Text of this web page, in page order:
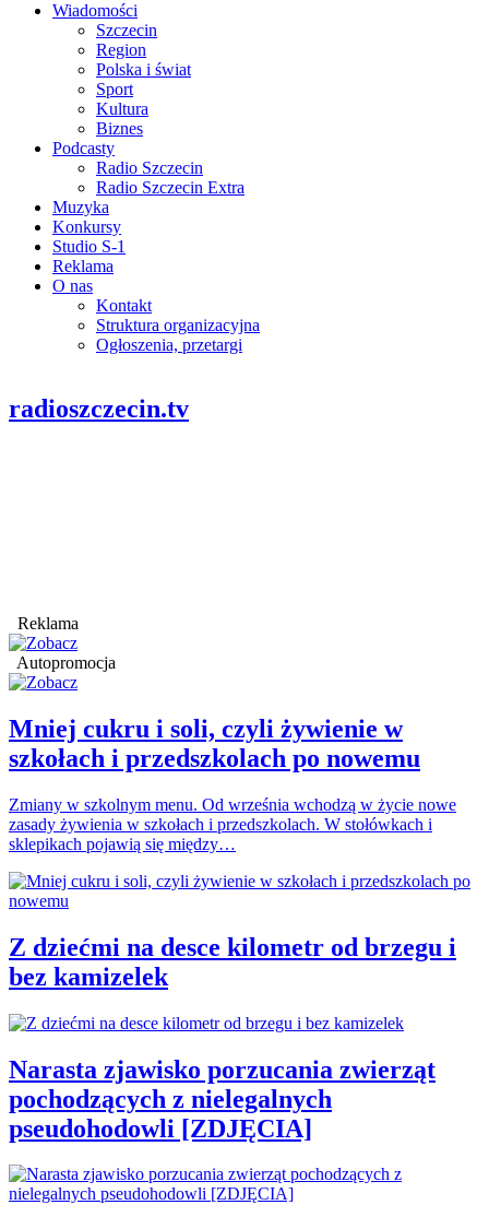
Wiadomości
Szczecin
Region
Polska i świat
Sport
Kultura
Biznes
Podcasty
Radio Szczecin
Radio Szczecin Extra
Muzyka
Konkursy
Studio S-1
Reklama
O nas
Kontakt
Struktura organizacyjna
Ogłoszenia, przetargi
radioszczecin.tv
Reklama
Autopromocja
Mniej cukru i soli, czyli żywienie w
szkołach i przedszkolach po nowemu
Zmiany w szkolnym menu. Od września wchodzą w życie nowe
zasady żywienia w szkołach i przedszkolach. W stołówkach i
sklepikach pojawią się między…
Z dziećmi na desce kilometr od brzegu i
bez kamizelek
Narasta zjawisko porzucania zwierząt
pochodzących z nielegalnych
pseudohodowli [ZDJĘCIA]